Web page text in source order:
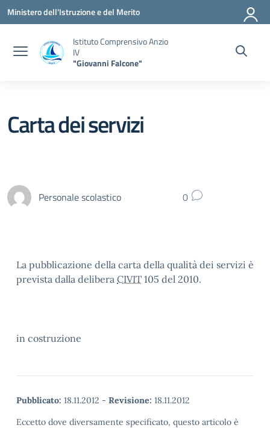
Vai ai contenuti
Vai al menu di navigazione
Vai al footer
Ministero dell'Istruzione e del Merito
Istituto Comprensivo Anzio
IV
"Giovanni Falcone"
Carta dei servizi
Personale scolastico 0
La pubblicazione della carta della qualità dei servizi è
prevista dalla delibera CIVIT 105 del 2010.
in costruzione
Pubblicato: 18.11.2012 - Revisione: 18.11.2012
Eccetto dove diversamente specificato, questo articolo è